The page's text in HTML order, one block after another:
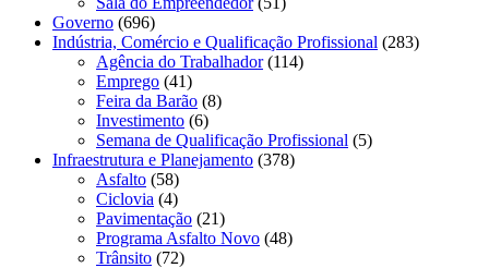
Governo (696)
Indústria, Comércio e Qualificação Profissional (283)
Agência do Trabalhador(114)
Emprego (41)
Feira da Barão (8)
Investimento (6)
Semana de Qualificação Profissional (5)
Infraestrutura e Planejamento (378)
Asfalto (58)
Ciclovia (4)
Pavimentação (21)
Programa Asfalto Novo (48)
Trânsito (72)